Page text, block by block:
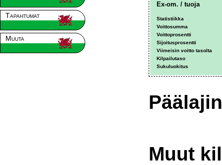
Tapahtumat
Muuta
Ex-om. / tuoja
Statistiikka
Voittosumma
Voittoprosentti
Sijoitusprosentti
Viimeisin voitto tasolta
Kilpailutaso
Sukuluokitus
Muut